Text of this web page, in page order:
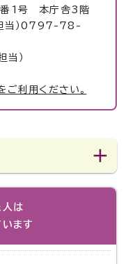
1号 本庁舎3階
当）0797-78-
）
ご利用ください。
人は
ます